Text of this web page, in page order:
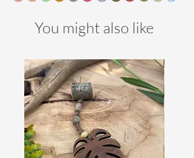
You might also like